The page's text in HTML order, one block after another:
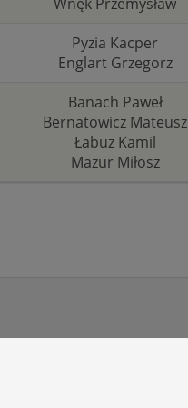
Pyzia Kacper
Englart Grzegorz
Banach Paweł
Bernatowicz Mateusz
Łabuz Kamil
Mazur Miłosz